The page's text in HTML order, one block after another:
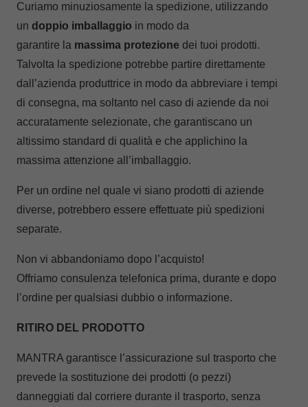
Curiamo minuziosamente la spedizione, utilizzando
un doppio imballaggio in modo da
garantire la massima protezione dei tuoi prodotti.
Talvolta la spedizione potrebbe partire direttamente
dall’azienda produttrice in modo da abbreviare i tempi
di consegna, ma soltanto nel caso di aziende da noi
accuratamente selezionate, che garantiscano un
altissimo standard di qualità e che applichino la
massima attenzione all’imballaggio.
Per un ordine nel quale vi siano prodotti di aziende
diverse, potrebbero essere effettuate più spedizioni
separate.
Non vi abbandoniamo dopo l’acquisto!
Offriamo consulenza telefonica prima, durante e dopo
l’ordine per qualsiasi dubbio o informazione.
RITIRO DEL PRODOTTO
MANTRA garantisce l’assicurazione sul trasporto che
prevede la sostituzione dei prodotti (o pezzi)
danneggiati dal corriere durante il trasporto, senza